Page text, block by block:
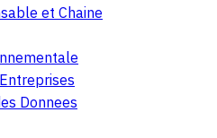
et Chaine
Donnees